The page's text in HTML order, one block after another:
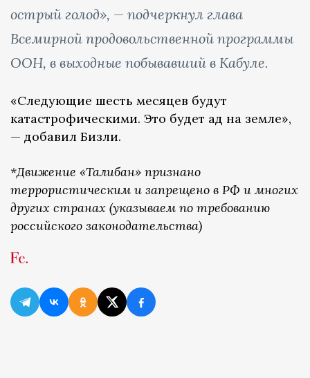
острый голод», — подчеркнул глава
Всемирной продовольственной программы
ООН, в выходные побывавший в Кабуле.
«Следующие шесть месяцев будут
катастрофическими. Это будет ад на земле»,
— добавил Бизли.
*Движение «Талибан» признано
террористическим и запрещено в РФ и многих
других странах (указываем по требованию
российского законодательства)